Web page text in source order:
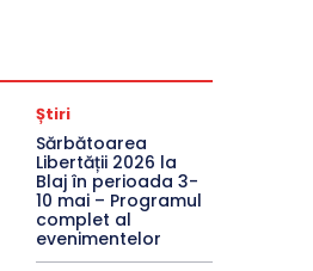
Știri
Sărbătoarea
Libertății 2026 la
Blaj în perioada 3-
10 mai – Programul
complet al
evenimentelor